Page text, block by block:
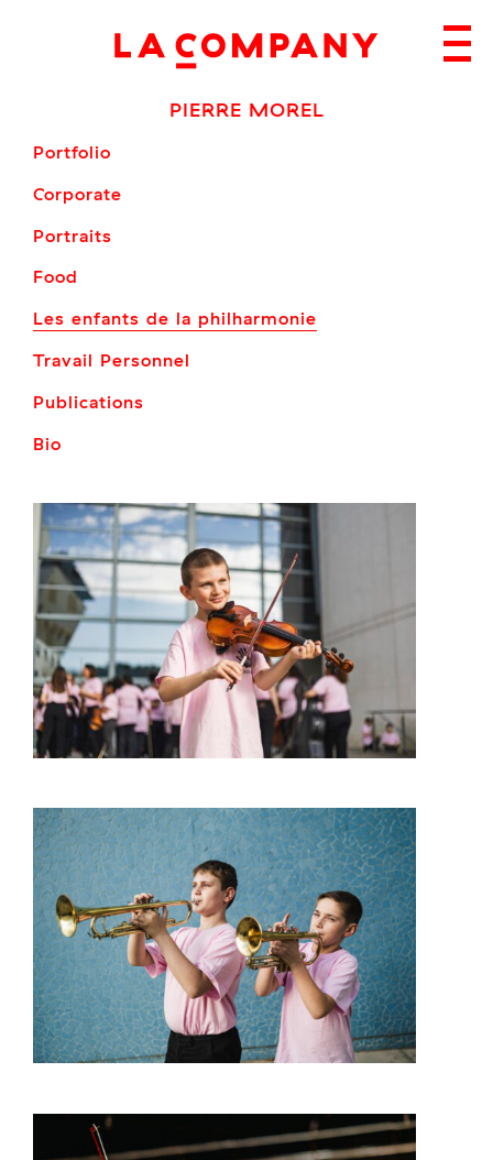
PIERRE MOREL
Portfolio
Corporate
Portraits
Food
Les enfants de la philharmonie
Travail Personnel
Publications
Bio